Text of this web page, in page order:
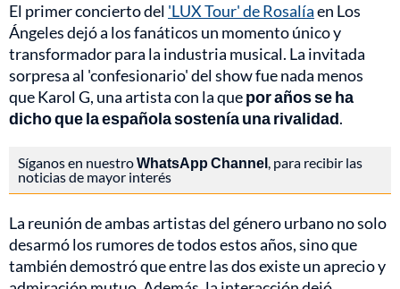
El primer concierto del 'LUX Tour' de Rosalíaen Los
Ángeles dejó a los fanáticos un momento único y
transformador para la industria musical. La invitada
sorpresa al 'confesionario' del show fue nada menos
que Karol G, una artista con la quepor años se ha
dicho que la española sostenía una rivalidad.
Síganos en nuestroWhatsApp Channel, para recibir las
noticias de mayor interés
La reunión de ambas artistas del género urbano no solo
desarmó los rumores de todos estos años, sino que
también demostró que entre las dos existe un aprecio y